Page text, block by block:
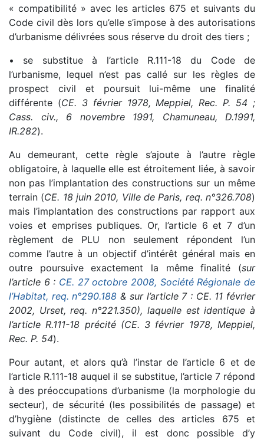
« compatibilité » avec les articles 675 et suivants du
Code civil dès lors qu’elle s’impose à des autorisations
d’urbanisme délivrées sous réserve du droit des tiers ;
• se substitue à l’article R.111-18 du Code de
l’urbanisme, lequel n’est pas callé sur les règles de
prospect civil et poursuit lui-même une finalité
différente (CE. 3 février 1978, Meppiel, Rec. P. 54 ;
Cass. civ., 6 novembre 1991, Chamuneau, D.1991,
IR.282).
Au demeurant, cette règle s’ajoute à l’autre règle
obligatoire, à laquelle elle est étroitement liée, à savoir
non pas l’implantation des constructions sur un même
terrain (CE. 18 juin 2010, Ville de Paris, req. n°326.708)
mais l’implantation des constructions par rapport aux
voies et emprises publiques. Or, l’article 6 et 7 d’un
règlement de PLU non seulement répondent l’un
comme l’autre à un objectif d’intérêt général mais en
outre poursuive exactement la même finalité (sur
l’article 6 : CE. 27 octobre 2008, Société Régionale de
l’Habitat, req. n°290.188 & sur l’article 7 : CE. 11 février
2002, Urset, req. n°221.350), laquelle est identique à
l’article R.111-18 précité (CE. 3 février 1978, Meppiel,
Rec. P. 54).
Pour autant, et alors qu’à l’instar de l’article 6 et de
l’article R.111-18 auquel il se substitue, l’article 7 répond
à des préoccupations d’urbanisme (la morphologie du
secteur), de sécurité (les possibilités de passage) et
d’hygiène (distincte de celles des articles 675 et
suivant du Code civil), il est donc possible d’y